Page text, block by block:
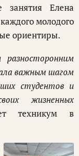
Елена
молодого
ориентиры.
важным шагом
студентов и
жизненных
техникум в